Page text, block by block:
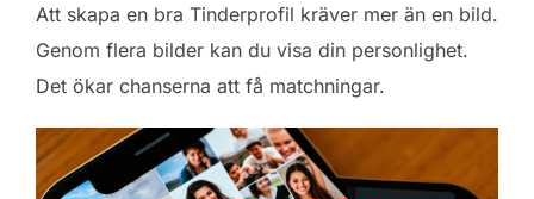
Att skapa en bra Tinderprofil kräver mer än en bild.
Genom flera bilder kan du visa din personlighet.
Det ökar chanserna att få matchningar.